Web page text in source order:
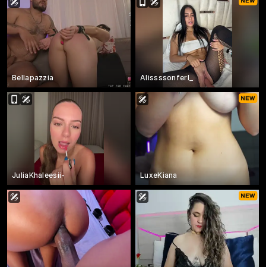
Bellapazzia Alissssonferl_
JuliaKhaleesii- LuxeKiana